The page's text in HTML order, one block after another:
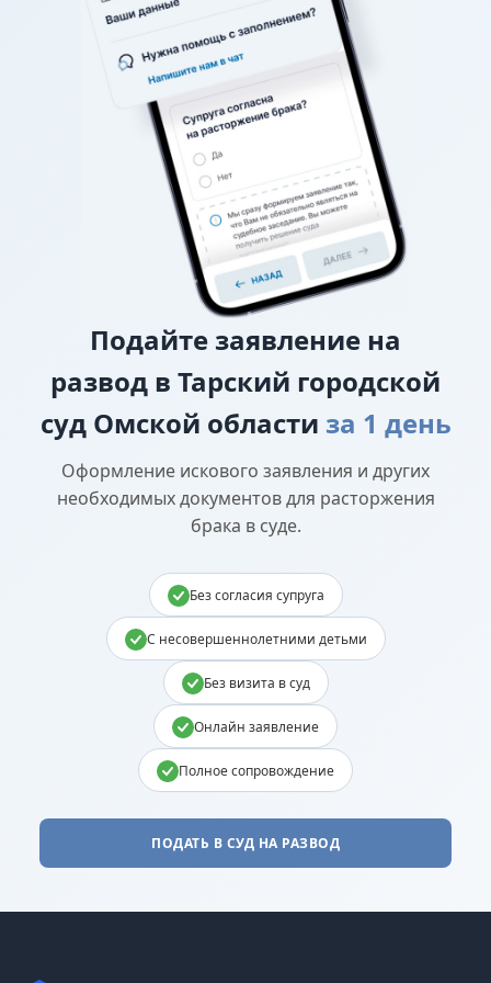
районный суд.
О взыскании алиментов
Если нет соглашения об
уплате алиментов, заверенного у нотариуса, то
требование о взыскании алиментов заявляется в
исковом заявлении о разводе.
О лишении или ограничении родительских
Подайте заявление на
развод в Тарский городской
суд Омской области за 1 день
Оформление искового заявления и других
необходимых документов для расторжения
брака в суде.
Без согласия супруга
С несовершеннолетними детьми
Без визита в суд
Онлайн заявление
Полное сопровождение
ПОДАТЬ В СУД НА РАЗВОД